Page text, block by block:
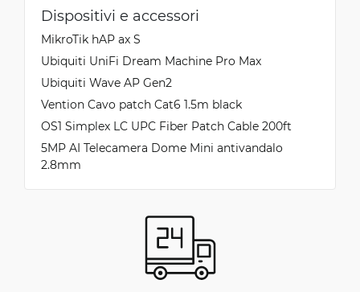
Dispositivi e accessori
MikroTik hAP ax S
Ubiquiti UniFi Dream Machine Pro Max
Ubiquiti Wave AP Gen2
Vention Cavo patch Cat6 1.5m black
OS1 Simplex LC UPC Fiber Patch Cable 200ft
5MP AI Telecamera Dome Mini antivandalo
2.8mm